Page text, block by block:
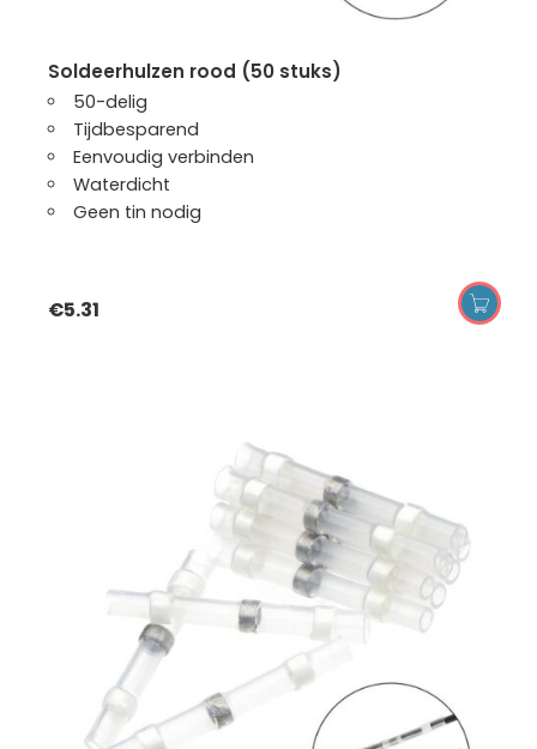
soldeerhulzen rood (50 stuks)
50-delig
Tijdbesparend
Eenvoudig verbinden
Waterdicht
Geen tin nodig
€5.31